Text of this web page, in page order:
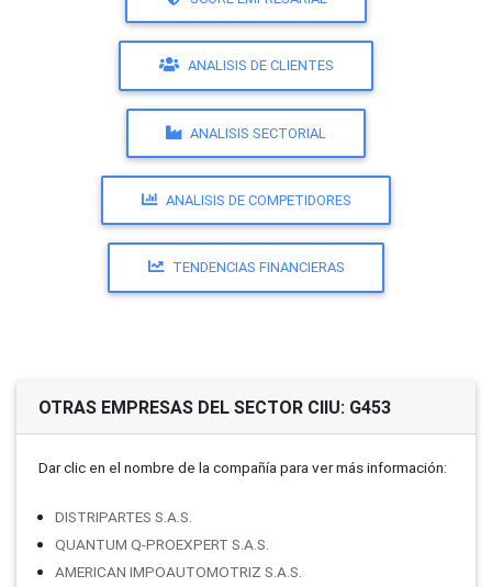
ANALISIS DE CLIENTES
ANALISIS SECTORIAL
ANALISIS DE COMPETIDORES
TENDENCIAS FINANCIERAS
OTRAS EMPRESAS DEL SECTOR CIIU: G453
Dar clic en el nombre de la compañí­a para ver más información:
DISTRIPARTES S.A.S.
QUANTUM Q-PROEXPERT S.A.S.
AMERICAN IMPOAUTOMOTRIZ S.A.S.